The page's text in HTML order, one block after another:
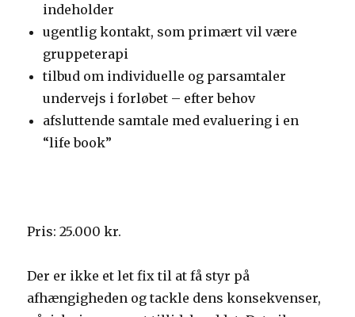
indeholder
ugentlig kontakt, som primært vil være
gruppeterapi
tilbud om individuelle og parsamtaler
undervejs i forløbet – efter behov
afsluttende samtale med evaluering i en
“life book”
Pris: 25.000 kr.
Der er ikke et let fix til at få styr på
afhængigheden og tackle dens konsekvenser,